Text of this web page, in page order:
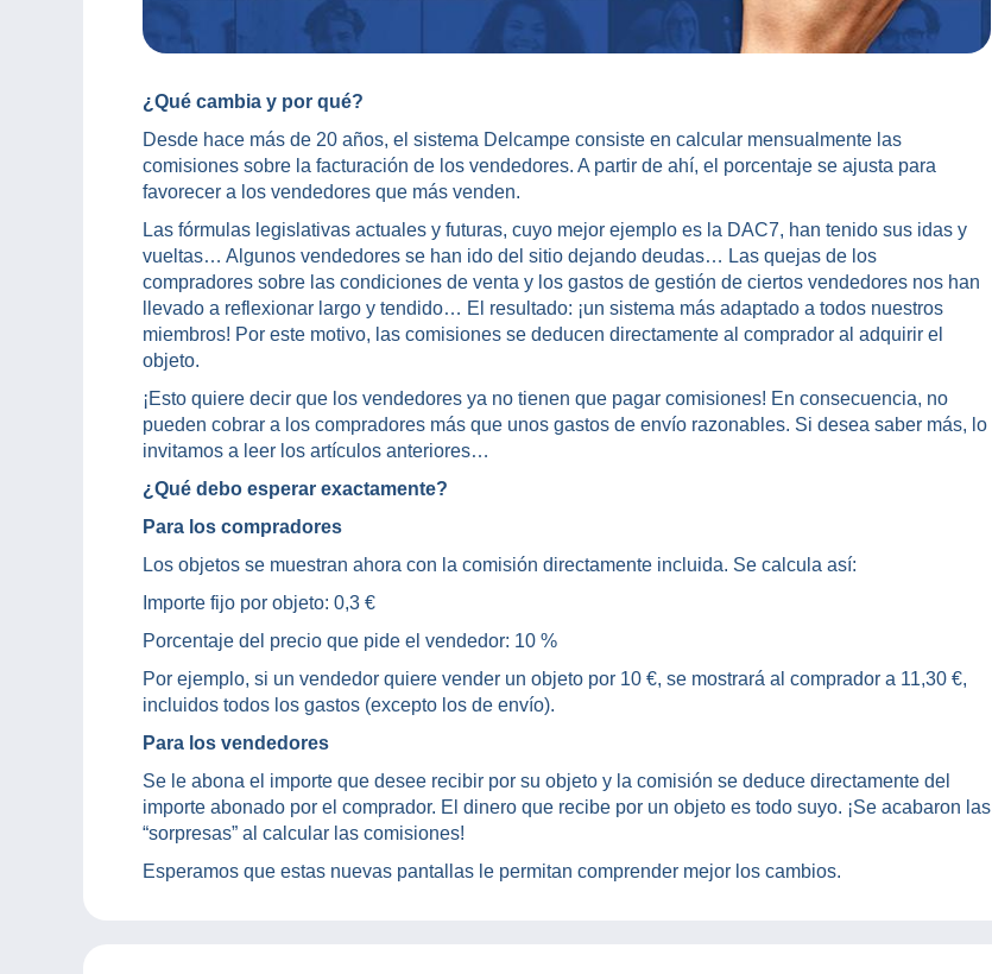
¿Qué cambia y por qué?
Desde hace más de 20 años, el sistema Delcampe consiste en calcular mensualmente las
comisiones sobre la facturación de los vendedores. A partir de ahí, el porcentaje se ajusta para
favorecer a los vendedores que más venden.
Las fórmulas legislativas actuales y futuras, cuyo mejor ejemplo es la DAC7, han tenido sus idas y
vueltas… Algunos vendedores se han ido del sitio dejando deudas… Las quejas de los
compradores sobre las condiciones de venta y los gastos de gestión de ciertos vendedores nos han
llevado a reflexionar largo y tendido… El resultado: ¡un sistema más adaptado a todos nuestros
miembros! Por este motivo, las comisiones se deducen directamente al comprador al adquirir el
objeto.
¡Esto quiere decir que los vendedores ya no tienen que pagar comisiones! En consecuencia, no
pueden cobrar a los compradores más que unos gastos de envío razonables. Si desea saber más, lo
invitamos a leer los artículos anteriores…
¿Qué debo esperar exactamente?
Para los compradores
Los objetos se muestran ahora con la comisión directamente incluida. Se calcula así:
Importe fijo por objeto: 0,3 €
Porcentaje del precio que pide el vendedor: 10 %
Por ejemplo, si un vendedor quiere vender un objeto por 10 €, se mostrará al comprador a 11,30 €,
incluidos todos los gastos (excepto los de envío).
Para los vendedores
Se le abona el importe que desee recibir por su objeto y la comisión se deduce directamente del
importe abonado por el comprador. El dinero que recibe por un objeto es todo suyo. ¡Se acabaron las
“sorpresas” al calcular las comisiones!
Esperamos que estas nuevas pantallas le permitan comprender mejor los cambios.